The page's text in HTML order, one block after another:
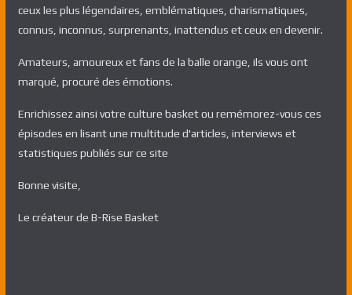
ceux les plus légendaires, emblématiques, charismatiques,
connus, inconnus, surprenants, inattendus et ceux en devenir.
Amateurs, amoureux et fans de la balle orange, ils vous ont
marqué, procuré des émotions.
Enrichissez ainsi votre culture basket ou remémorez-vous ces
épisodes en lisant une multitude d'articles, interviews et
statistiques publiés sur ce site
Bonne visite,
Le créateur de B-Rise Basket